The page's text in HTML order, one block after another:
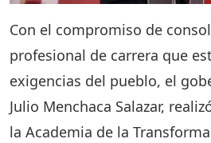
Con el compromiso de
profesional de carrera que
exigencias del pueblo, el
Julio Menchaca Salazar,
la Academia de la